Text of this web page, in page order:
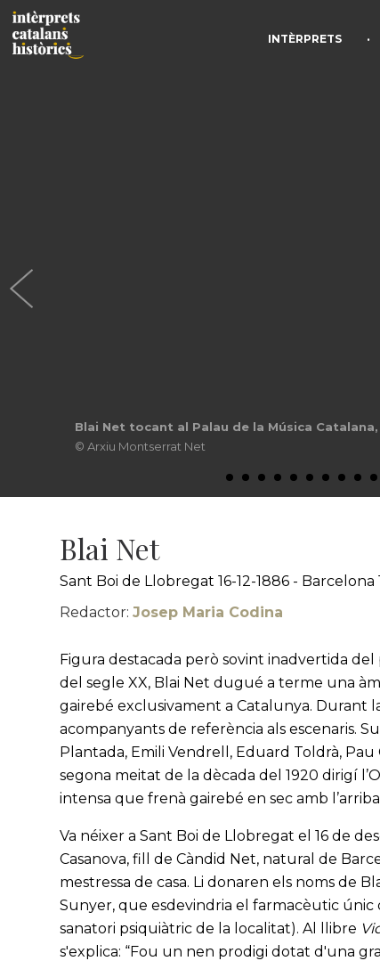
INTÈRPRETS •
Blai Net tocant al Palau de la Música
© Arxiu Montserrat Net
Blai Net
Sant Boi de Llobregat 16-12-1886 - Barcelona
Redactor:Josep Maria Codina
Figura destacada però sovint inadvertida
del segle XX, Blai Net dugué a terme una
gairebé exclusivament a Catalunya. Durant
acompanyants de referència als escenaris.
Plantada, Emili Vendrell, Eduard Toldrà, Pau
segona meitat de la dècada del 1920 dirigí
intensa que frenà gairebé en sec amb
Va néixer a Sant Boi de Llobregat el 16 de
Casanova, fill de Càndid Net, natural de
mestressa de casa. Li donaren els noms de
Sunyer, que esdevindria el farmacèutic
sanatori psiquiàtric de la localitat). Al llibre
s'explica: “Fou un nen prodigi dotat d'una